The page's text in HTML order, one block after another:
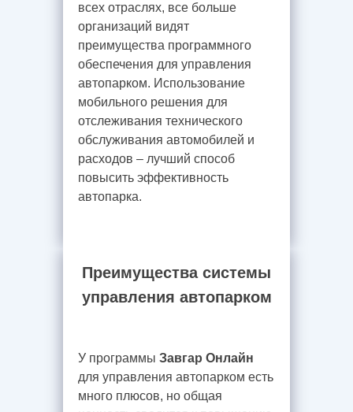
всех отраслях, все больше
организаций видят
преимущества программного
обеспечения для управления
автопарком. Использование
мобильного решения для
отслеживания технического
обслуживания автомобилей и
расходов – лучший способ
повысить эффективность
автопарка.
У программы Завгар Онлайн
для управления автопарком есть
много плюсов, но общая
Преимущества системы
управления автопарком